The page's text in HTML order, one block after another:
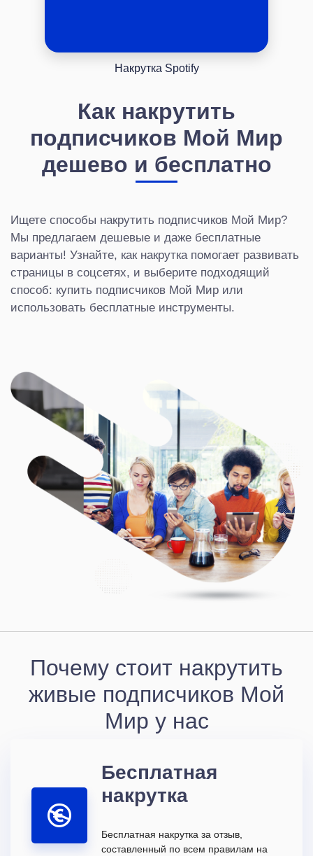
Накрутка Spotify
Как накрутить
подписчиков Мой Мир
дешево и бесплатно
Ищете способы накрутить подписчиков Мой Мир?
Мы предлагаем дешевые и даже бесплатные
варианты! Узнайте, как накрутка помогает развивать
страницы в соцсетях, и выберите подходящий
способ: купить подписчиков Мой Мир или
использовать бесплатные инструменты.
Почему стоит накрутить
живые подписчиков Мой
Мир у нас
Бесплатная
накрутка
Бесплатная накрутка за отзыв,
составленный по всем правилам на